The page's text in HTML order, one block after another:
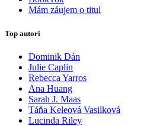
Mám záujem o titul
Top autori
Dominik Dán
Julie Caplin
Rebecca Yarros
Ana Huang
Sarah J. Maas
Táňa Keleová Vasilková
Lucinda Riley